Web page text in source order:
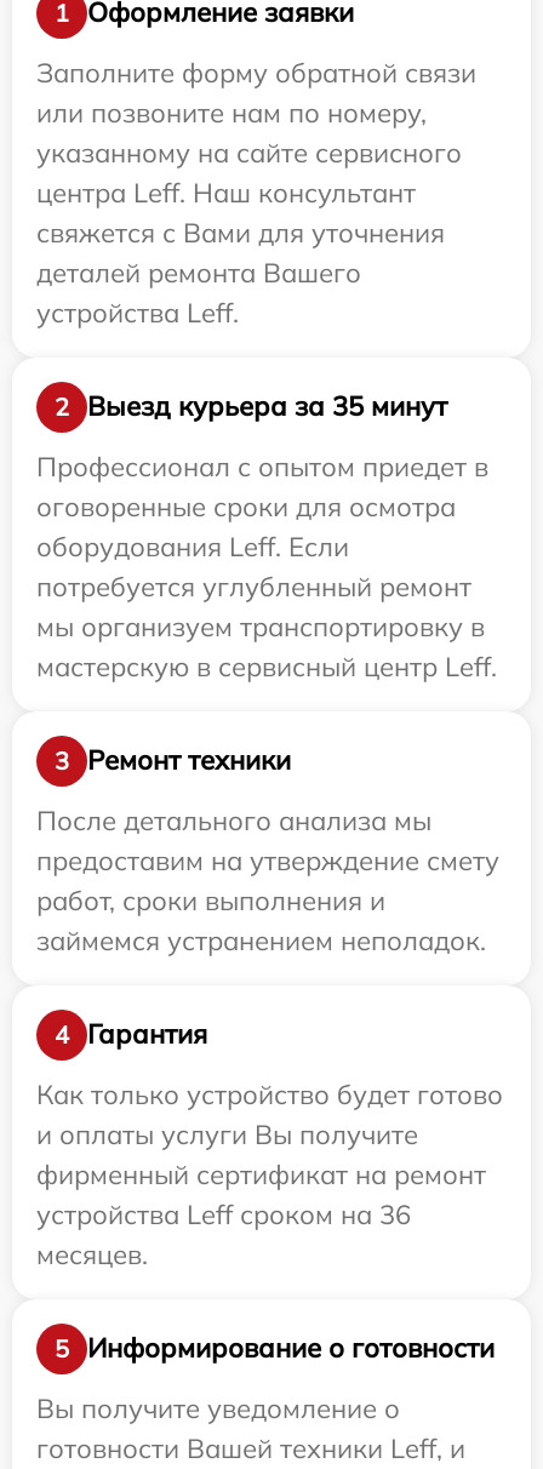
1
Оформление заявки
Заполните форму обратной связи
или позвоните нам по номеру,
указанному на сайте сервисного
центра Leff. Наш консультант
свяжется с Вами для уточнения
деталей ремонта Вашего
устройства Leff.
2
Выезд курьера за 35 минут
Профессионал с опытом приедет в
оговоренные сроки для осмотра
оборудования Leff. Если
потребуется углубленный ремонт
мы организуем транспортировку в
мастерскую в сервисный центр Leff.
3
Ремонт техники
После детального анализа мы
предоставим на утверждение смету
работ, сроки выполнения и
займемся устранением неполадок.
4
Гарантия
Как только устройство будет готово
и оплаты услуги Вы получите
фирменный сертификат на ремонт
устройства Leff сроком на 36
месяцев.
5
Информирование о готовности
Вы получите уведомление о
готовности Вашей техники Leff, и